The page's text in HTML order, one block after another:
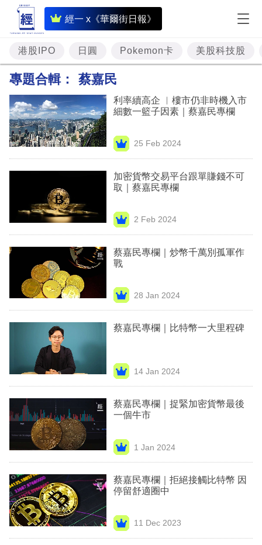
經一 x《華爾街日報》
即
時
財
經
題
投
資
樓
理
商
業
科
技
生
時
事
欄
訂
閱
港股IPO 日圓 Pokemon卡 美股科技股
專題合輯： 蔡嘉民
利率續高企 ︳樓市仍非時機入市
細數一籃子因素｜蔡嘉民專欄
25 Feb 2024
加密貨幣交易平台跟單賺錢不可
取｜蔡嘉民專欄
2 Feb 2024
蔡嘉民專欄｜炒幣千萬別孤軍作
戰
28 Jan 2024
蔡嘉民專欄｜比特幣一大里程碑
14 Jan 2024
蔡嘉民專欄｜捉緊加密貨幣最後
一個牛市
1 Jan 2024
蔡嘉民專欄｜拒絕接觸比特幣 因
停留舒適圈中
11 Dec 2023